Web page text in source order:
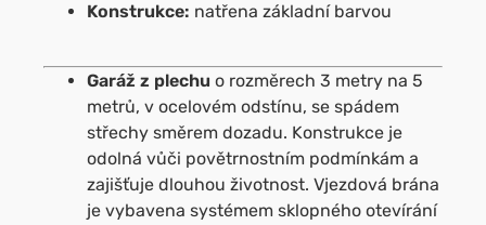
Konstrukce: natřena základní barvou
Garáž z plechu o rozměrech 3 metry na 5
metrů, v ocelovém odstínu, se spádem
střechy směrem dozadu. Konstrukce je
odolná vůči povětrnostním podmínkám a
zajišťuje dlouhou životnost. Vjezdová brána
je vybavena systémem sklopného otevírání